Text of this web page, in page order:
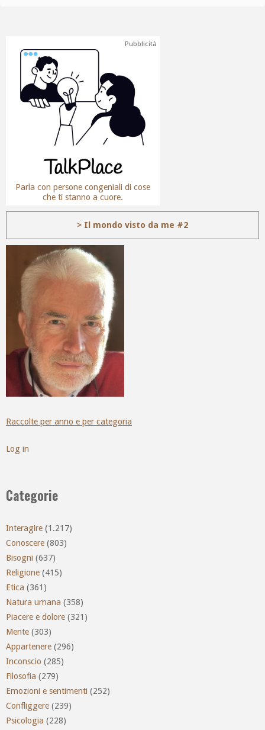
Pubblicità
Parla con persone congeniali di cose
che ti stanno a cuore.
> Il mondo visto da me #2
Raccolte per anno e per categoria
Log in
Categorie
Interagire (1.217)
Conoscere (803)
Bisogni (637)
Religione (415)
Etica (361)
Natura umana (358)
Piacere e dolore (321)
Mente (303)
Appartenere (296)
Inconscio (285)
Filosofia (279)
Emozioni e sentimenti (252)
Confliggere (239)
Psicologia (228)